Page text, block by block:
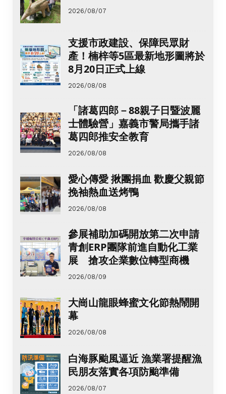
2026/08/07
支援市政建設、保障民眾財
產！楠梓等5區最新地形圖將於
8月20日正式上線
2026/08/08
「諸葛四郎－88親子日暨波麗
士體驗營」嘉義市警局攜手諸
葛四郎推安全教育
2026/08/08
愛心傳愛 揪團捐血 歡慶父親節
挽袖熱血送烤鴨
2026/08/08
參展補助加碼開放第二次申請
青創ERP團隊前進自動化工業
展 搶攻企業數位轉型商機
2026/08/09
大崗山龍眼蜂蜜文化節熱鬧開
幕
2026/08/08
白海豚颱風逼近 漁業署提醒漁
民朋友落實各項防颱準備
2026/08/07